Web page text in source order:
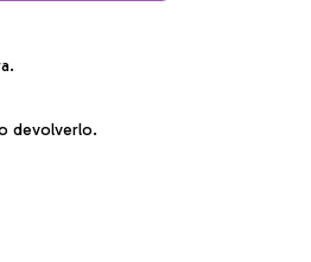
devolverlo.